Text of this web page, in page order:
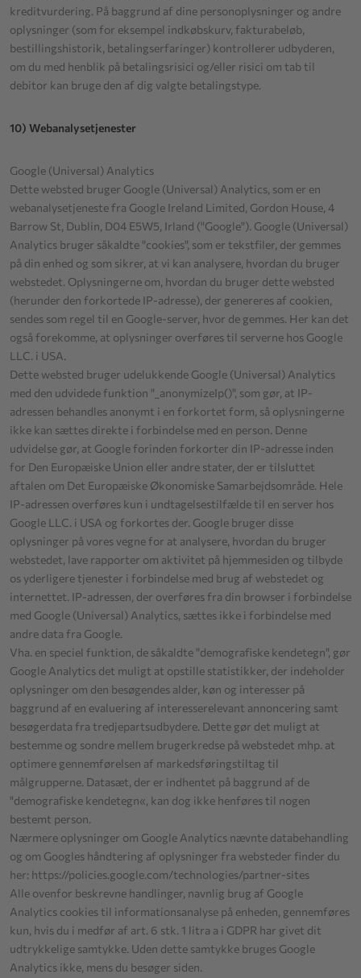
kreditvurdering. På baggrund af dine personoplysninger og andre
oplysninger (som for eksempel indkøbskurv, fakturabeløb,
bestillingshistorik, betalingserfaringer) kontrollerer udbyderen,
om du med henblik på betalingsrisici og/eller risici om tab til
debitor kan bruge den af dig valgte betalingstype.
10) Webanalysetjenester
Google (Universal) Analytics
Dette websted bruger Google (Universal) Analytics, som er en
webanalysetjeneste fra Google Ireland Limited, Gordon House, 4
Barrow St, Dublin, D04 E5W5, Irland ("Google"). Google (Universal)
Analytics bruger såkaldte "cookies", som er tekstfiler, der gemmes
på din enhed og som sikrer, at vi kan analysere, hvordan du bruger
webstedet. Oplysningerne om, hvordan du bruger dette websted
(herunder den forkortede IP-adresse), der genereres af cookien,
sendes som regel til en Google-server, hvor de gemmes. Her kan det
også forekomme, at oplysninger overføres til serverne hos Google
LLC. i USA.
Dette websted bruger udelukkende Google (Universal) Analytics
med den udvidede funktion "_anonymizeIp()", som gør, at IP-
adressen behandles anonymt i en forkortet form, så oplysningerne
ikke kan sættes direkte i forbindelse med en person. Denne
udvidelse gør, at Google forinden forkorter din IP-adresse inden
for Den Europæiske Union eller andre stater, der er tilsluttet
aftalen om Det Europæiske Økonomiske Samarbejdsområde. Hele
IP-adressen overføres kun i undtagelsestilfælde til en server hos
Google LLC. i USA og forkortes der. Google bruger disse
oplysninger på vores vegne for at analysere, hvordan du bruger
webstedet, lave rapporter om aktivitet på hjemmesiden og tilbyde
os yderligere tjenester i forbindelse med brug af webstedet og
internettet. IP-adressen, der overføres fra din browser i forbindelse
med Google (Universal) Analytics, sættes ikke i forbindelse med
andre data fra Google.
Vha. en speciel funktion, de såkaldte "demografiske kendetegn", gør
Google Analytics det muligt at opstille statistikker, der indeholder
oplysninger om den besøgendes alder, køn og interesser på
baggrund af en evaluering af interesserelevant annoncering samt
besøgerdata fra tredjepartsudbydere. Dette gør det muligt at
bestemme og sondre mellem brugerkredse på webstedet mhp. at
optimere gennemførelsen af markedsføringstiltag til
målgrupperne. Datasæt, der er indhentet på baggrund af de
"demografiske kendetegn«, kan dog ikke henføres til nogen
bestemt person.
Nærmere oplysninger om Google Analytics nævnte databehandling
og om Googles håndtering af oplysninger fra websteder finder du
her: https://policies.google.com/technologies/partner-sites
Alle ovenfor beskrevne handlinger, navnlig brug af Google
Analytics cookies til informationsanalyse på enheden, gennemføres
kun, hvis du i medfør af art. 6 stk. 1 litra a i GDPR har givet dit
udtrykkelige samtykke. Uden dette samtykke bruges Google
Analytics ikke, mens du besøger siden.